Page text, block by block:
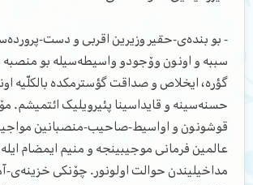
- بو بنده‌ی-حقیر وزیرین اقربی و دست-
سببه و اونون وۆجودو واسیطه‌سیله بو منصبه
گؤره، ایخلاص و صداقت گؤسترمکده بالکلّیه
حسنه‌سینه و قایداسینا پئیرویلیک ائتمیشم.
قوشونون و اواسیط-صاحیب-منصبانین
عالمین فرمانی موجیبینجه و منیم ایمضام ایله
مداخیلیندن حوالت اولونور. چۆنکی خزینه‌ی-